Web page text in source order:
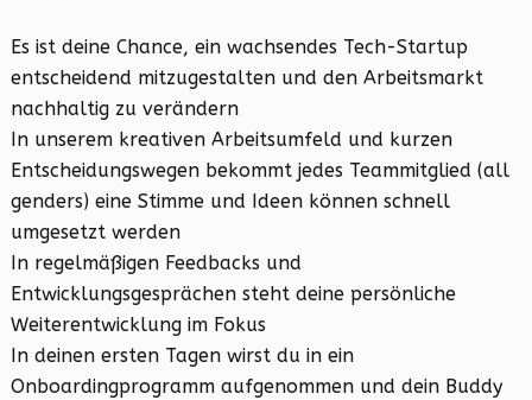
Es ist deine Chance, ein wachsendes Tech-Startup
entscheidend mitzugestalten und den Arbeitsmarkt
nachhaltig zu verändern
In unserem kreativen Arbeitsumfeld und kurzen
Entscheidungswegen bekommt jedes Teammitglied (all
genders) eine Stimme und Ideen können schnell
umgesetzt werden
In regelmäßigen Feedbacks und
Entwicklungsgesprächen steht deine persönliche
Weiterentwicklung im Fokus
In deinen ersten Tagen wirst du in ein
Onboardingprogramm aufgenommen und dein Buddy